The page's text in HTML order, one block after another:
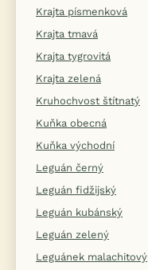
Krajta písmenková
Krajta tmavá
Krajta tygrovitá
Krajta zelená
Kruhochvost štítnatý
Kuňka obecná
Kuňka východní
Leguán černý
Leguán fidžijský
Leguán kubánský
Leguán zelený
Leguánek malachitový